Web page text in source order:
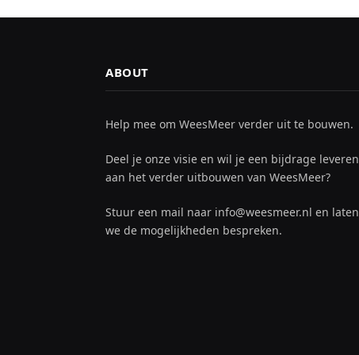
ABOUT
Help mee om WeesMeer verder uit te bouwen.
Deel je onze visie en wil je een bijdrage leveren
aan het verder uitbouwen van WeesMeer?
Stuur een mail naar info@weesmeer.nl en laten
we de mogelijkheden bespreken.